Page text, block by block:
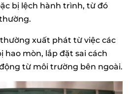
bị lệch hành trình, từ đó
xuất phát từ việc các
hao mòn, lắp đặt sai cách
từ môi trường bên ngoài.